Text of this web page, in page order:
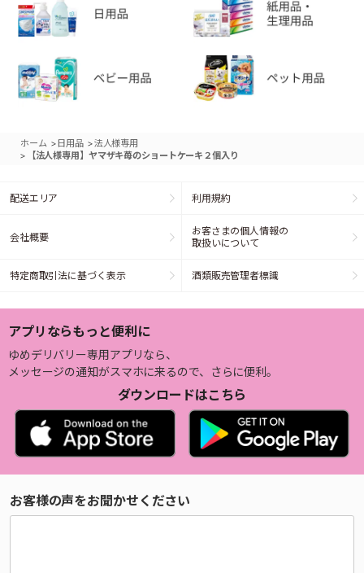
ホーム > 日用品 >法人様専用
> 【法人様専用】ヤマザキ苺のショートケーキ２個入り
配送エリア 利用規約
会社概要
お客さまの個人情報の
取扱いについて
特定商取引法に基づく表示 酒類販売管理者標識
アプリならもっと便利に
ゆめデリバリー専用アプリなら、
メッセージの通知がスマホに来るので、さらに便利。
ダウンロードはこちら
お客様の声をお聞かせください